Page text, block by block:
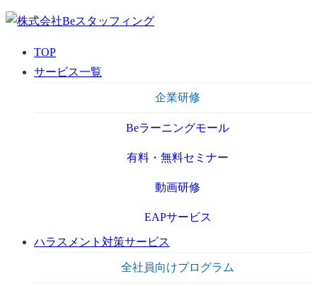
TOP
サービス一覧
企業研修
Beラーニングモール
有料・無料セミナー
動画研修
EAPサービス
ハラスメント対策サービス
全社員向けプログラム